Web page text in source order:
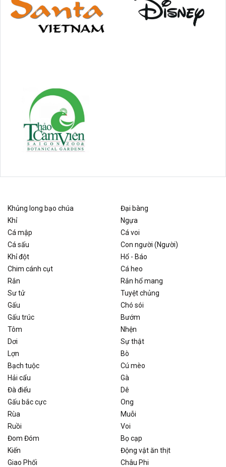
Khủng long bạo chúa
Đại bàng
Khỉ
Ngựa
Cá mập
Cá voi
Cá sấu
Con người (Người)
Khỉ đột
Hổ - Báo
Chim cánh cụt
Cá heo
Rắn
Rắn hổ mang
Sư tử
Tuyệt chủng
Gấu
Chó sói
Gấu trúc
Bướm
Tôm
Nhện
Dơi
Sự thật
Lợn
Bò
Bạch tuộc
Cú mèo
Hải cẩu
Gà
Đà điểu
Dê
Gấu bắc cực
Ong
Rùa
Muỗi
Ruồi
Voi
Đom Đóm
Bọ cạp
Kiến
Động vật ăn thịt
Giao Phối
Châu Phi